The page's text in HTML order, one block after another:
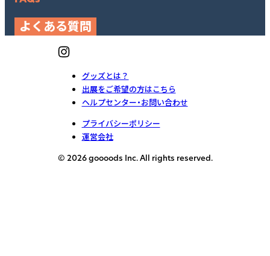
よくある質問
グッズとは？
出展をご希望の方はこちら
ヘルプセンター・お問い合わせ
プライバシーポリシー
運営会社
© 2026 goooods Inc. All rights reserved.